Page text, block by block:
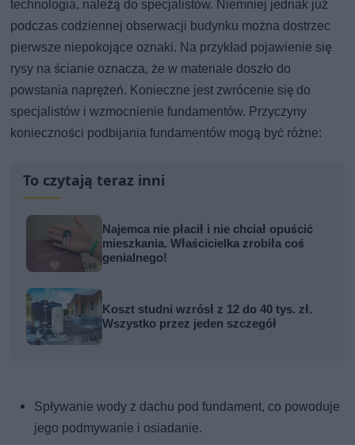
technologia, należą do specjalistów. Niemniej jednak już
podczas codziennej obserwacji budynku można dostrzec
pierwsze niepokojące oznaki. Na przykład pojawienie się
rysy na ścianie oznacza, że w materiale doszło do
powstania naprężeń. Konieczne jest zwrócenie się do
specjalistów i wzmocnienie fundamentów. Przyczyny
konieczności podbijania fundamentów mogą być różne:
To czytają teraz inni
Najemca nie płacił i nie chciał opuścić
mieszkania. Właścicielka zrobiła coś
genialnego!
Koszt studni wzrósł z 12 do 40 tys. zł.
Wszystko przez jeden szczegół
Spływanie wody z dachu pod fundament, co powoduje
jego podmywanie i osiadanie.